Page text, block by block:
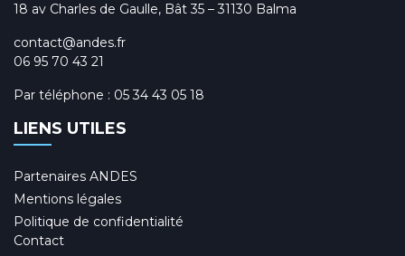
18 av Charles de Gaulle, Bât 35 – 31130 Balma
contact@andes.fr
06 95 70 43 21
Par téléphone : 05 34 43 05 18
LIENS UTILES
Partenaires ANDES
Mentions légales
Politique de confidentialité
Contact